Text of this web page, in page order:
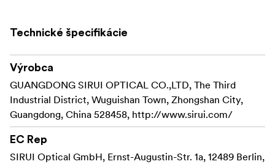
Pro rychlost a pohodlí je každá noha vybavena
automatickým mechanismem zámku úhlu
terénu
Provedení z hliníku nebo uhlíkových vláken (dle
Zatahovací kovové hroty na patkách nohou pro
Technické špecifikácie
Výrobca
GUANGDONG SIRUI OPTICAL CO.,LTD, The Third
Industrial District, Wuguishan Town, Zhongshan City,
Guangdong, China 528458, http://www.sirui.com/
EC Rep
SIRUI Optical GmbH, Ernst-Augustin-Str. 1a, 12489 Berlin,